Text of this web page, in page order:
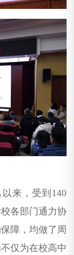
来， 受到 140
各部门通力协
障，均做了周
仅为在校高中